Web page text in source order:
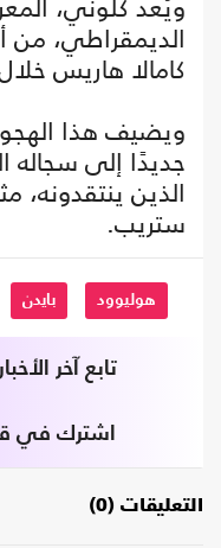
الديمقراطي، من
كامالا هاريس خلال
ويضيف هذا
جديدًا إلى سجاله
الذين ينتقدونه،
ستريب.
هوليوود بايدن
تابع آخر
اشترك في
التعليقات (0)